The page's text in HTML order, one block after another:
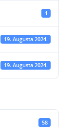
1
19. Augusta 2024.
19. Augusta 2024.
58